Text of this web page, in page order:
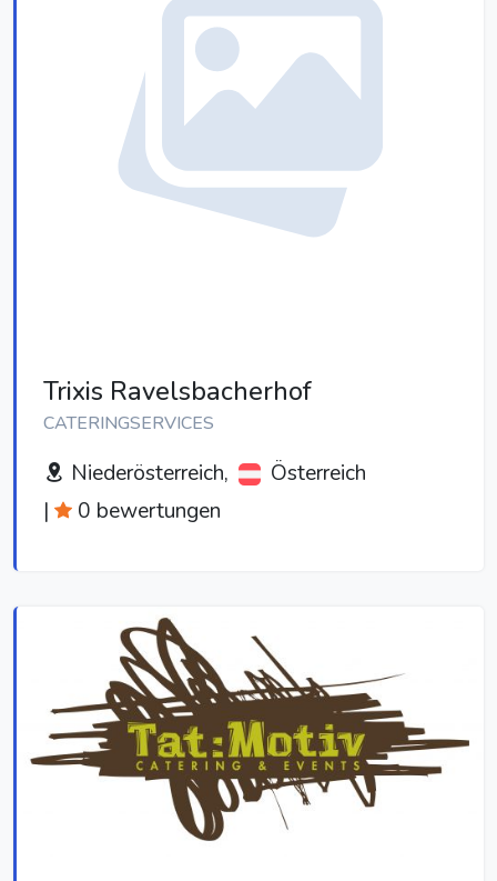
Trixis Ravelsbacherhof
CATERINGSERVICES
Niederösterreich,
Österreich
|
0 bewertungen